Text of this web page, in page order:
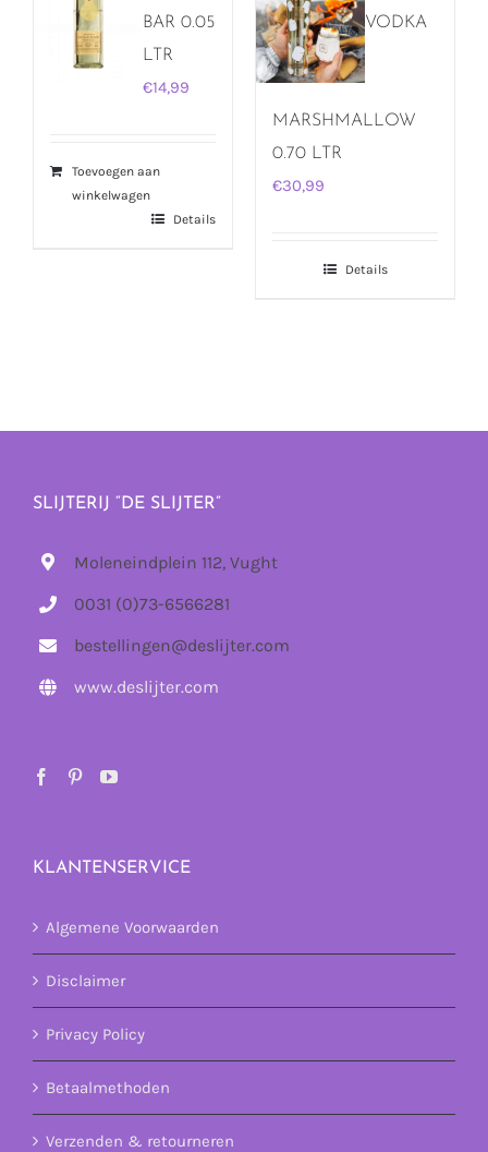
BAR 0.05
LTR
€14,99
Toevoegen aan
winkelwagen
Details
VODKA
MARSHMALLOW
0.70 LTR
€30,99
Details
SLIJTERIJ “DE SLIJTER”
Moleneindplein 112, Vught
0031 (0)73-6566281
bestellingen@deslijter.com
www.deslijter.com
KLANTENSERVICE
Algemene Voorwaarden
Disclaimer
Privacy Policy
Betaalmethoden
Verzenden & retourneren